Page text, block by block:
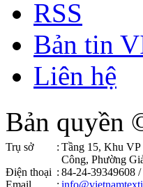
RSS
Bản tin
Liên hệ
Bản quyền
Trụ sở : Tầng 15, Khu VP
Công, Phường
Điện thoại : 84-24-39349608
Email
: